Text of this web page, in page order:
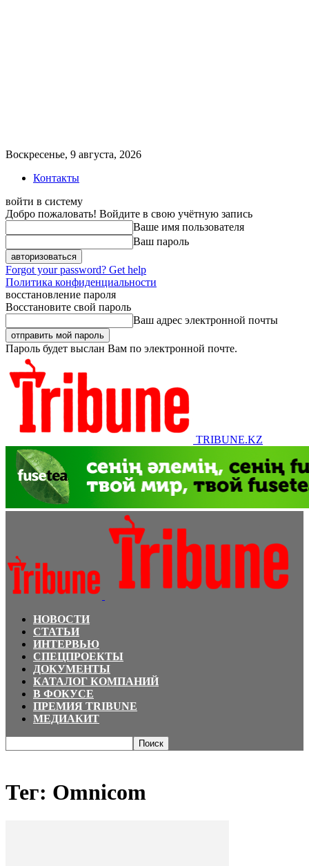
Воскресенье, 9 августа, 2026
Контакты
войти в систему
Добро пожаловать! Войдите в свою учётную запись
Ваше имя пользователя
Ваш пароль
Forgot your password? Get help
Политика конфиденциальности
восстановление пароля
Восстановите свой пароль
Ваш адрес электронной почты
Пароль будет выслан Вам по электронной почте.
TRIBUNE.KZ
НОВОСТИ
СТАТЬИ
ИНТЕРВЬЮ
СПЕЦПРОЕКТЫ
ДОКУМЕНТЫ
КАТАЛОГ КОМПАНИЙ
В ФОКУСЕ
ПРЕМИЯ TRIBUNE
МЕДИАКИТ
Тег: Omnicom